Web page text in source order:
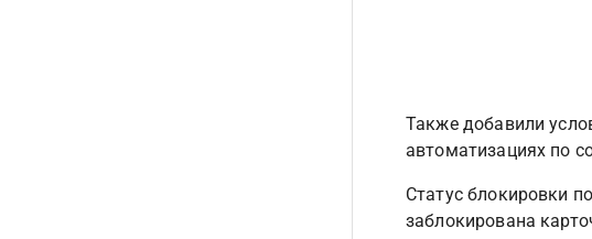
Также добавили
автоматизациях по
Статус блокировки
заблокирована